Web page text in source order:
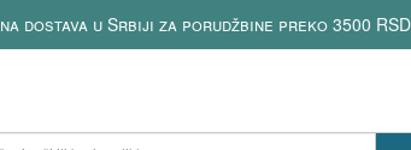
dostava u Srbiji za porudžbine preko 3500 RSD!